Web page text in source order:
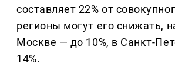
составляет 22% от
регионы могут его снижать,
Москве — до 10%, в Санкт-
14%.